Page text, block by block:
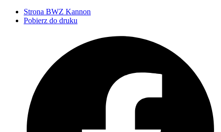
Strona BWZ Kannon
Pobierz do druku